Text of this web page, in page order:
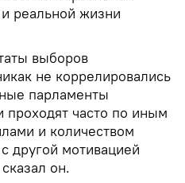
реальной жизни
выборов
не коррелировались
парламенты
проходят часто по иным
и количеством
другой мотивацией
он.